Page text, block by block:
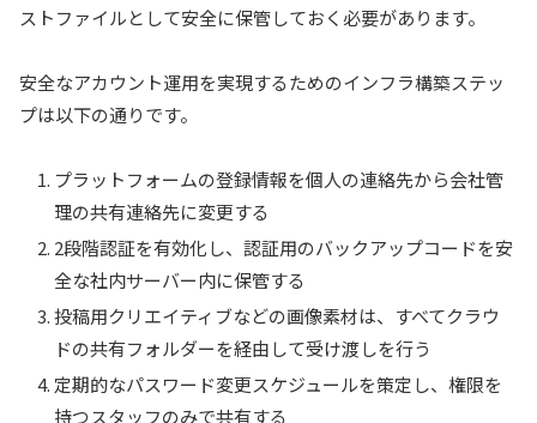
ストファイルとして安全に保管しておく必要があります。
安全なアカウント運用を実現するためのインフラ構築ステッ
プは以下の通りです。
プラットフォームの登録情報を個人の連絡先から会社管
理の共有連絡先に変更する
2段階認証を有効化し、認証用のバックアップコードを安
全な社内サーバー内に保管する
投稿用クリエイティブなどの画像素材は、すべてクラウ
ドの共有フォルダーを経由して受け渡しを行う
定期的なパスワード変更スケジュールを策定し、権限を
持つスタッフのみで共有する